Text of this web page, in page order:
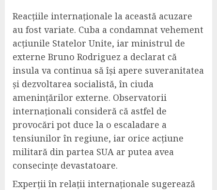
Reacțiile internaționale la această acuzare
au fost variate. Cuba a condamnat vehement
acțiunile Statelor Unite, iar ministrul de
externe Bruno Rodriguez a declarat că
insula va continua să își apere suveranitatea
și dezvoltarea socialistă, în ciuda
amenințărilor externe. Observatorii
internaționali consideră că astfel de
provocări pot duce la o escaladare a
tensiunilor în regiune, iar orice acțiune
militară din partea SUA ar putea avea
consecințe devastatoare.
Experții în relații internaționale sugerează